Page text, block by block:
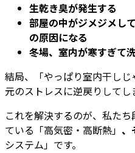
生乾き臭が発生する
部屋の中がジメジメし
の原因になる
冬場、室内が寒すぎて
結局、「やっぱり室内干し
元のストレスに逆戻りしてし
これを解決するのが、私た
ている「高気密・高断熱」 、
システム」です。